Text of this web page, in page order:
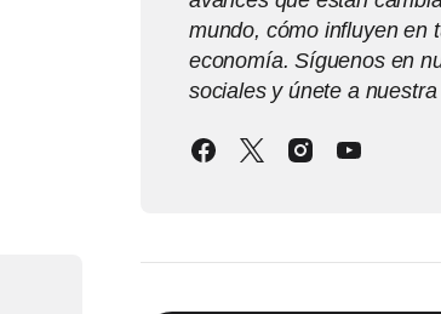
mundo, cómo influyen en
economía. Síguenos en
sociales y únete a